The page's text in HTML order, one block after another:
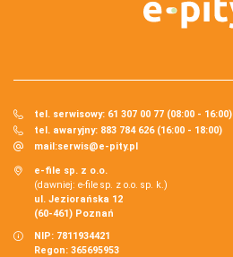
tel. serwisowy: 61 307 00 77 (08:00 - 16:00)
tel. awaryjny: 883 784 626 (16:00 - 18:00)
mail:serwis@e-pity.pl
e-file sp. z o.o.
(dawniej: e-file sp. z o.o. sp. k.)
ul. Jeziorańska 12
(60-461) Poznań
NIP: 7811934421
Regon: 365695953